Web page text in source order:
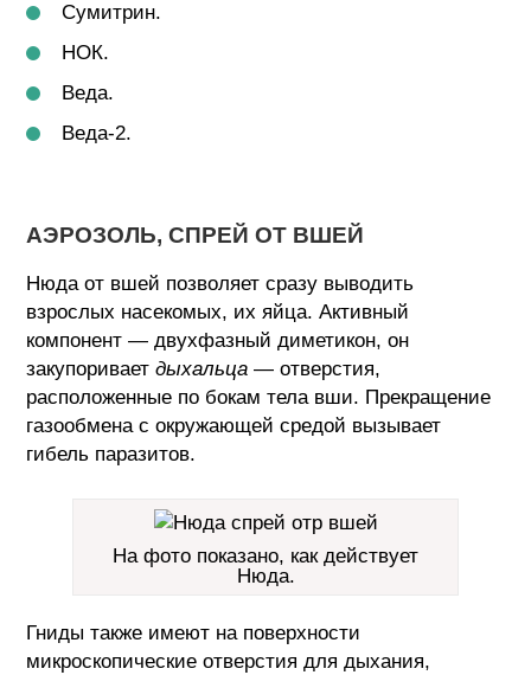
Сумитрин.
НОК.
Веда.
Веда-2.
АЭРОЗОЛЬ, СПРЕЙ ОТ ВШЕЙ
Нюда от вшей позволяет сразу выводить
взрослых насекомых, их яйца. Активный
компонент — двухфазный диметикон, он
закупориваетдыхальца — отверстия,
расположенные по бокам тела вши. Прекращение
газообмена с окружающей средой вызывает
гибель паразитов.
На фото показано, как действует
Нюда.
Гниды также имеют на поверхности
микроскопические отверстия для дыхания,